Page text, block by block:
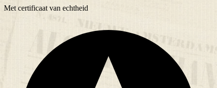
Met certificaat van echtheid